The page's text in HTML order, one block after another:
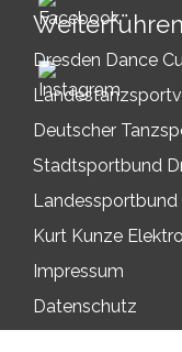
Dresden Dance
Deutscher
Stadtsportbund
Landessportbund
Kurt Kunze
Impressum
Datenschutz